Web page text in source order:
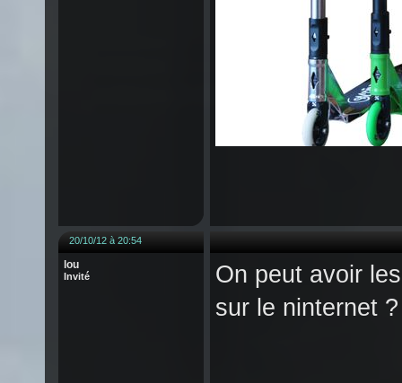
20/10/12 à 20:54
lou
Invité
On peut avoir
sur le ninternet ?